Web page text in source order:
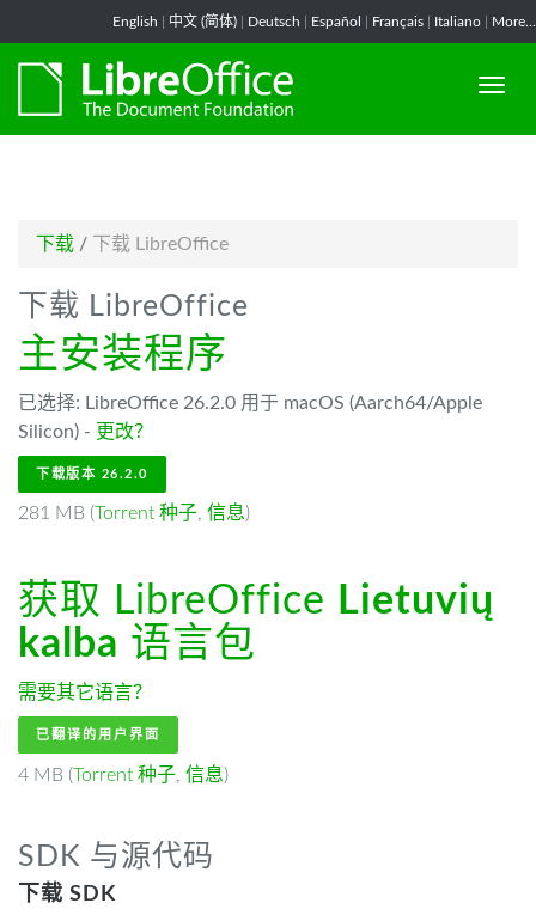
English 中文 (简体) Deutsch Español Français Italiano More...
下载 / 下载 LibreOffice
下载 LibreOffice
主安装程序
已选择: LibreOffice 26.2.0 用于 macOS (Aarch64/Apple
Silicon) - 更改？
下载版本 26.2.0
281 MB (Torrent 种子, 信息)
获取 LibreOffice Lietuvių
kalba 语言包
需要其它语言？
已翻译的用户界面
4 MB (Torrent 种子, 信息)
SDK 与源代码
下载 SDK